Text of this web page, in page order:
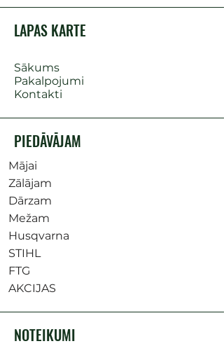
LAPAS KARTE
Sākums
Pakalpojumi
Kontakti
PIEDĀVĀJAM
Mājai
Zālājam
Dārzam
Mežam
Husqvarna
STIHL
FTG
AKCIJAS
NOTEIKUMI